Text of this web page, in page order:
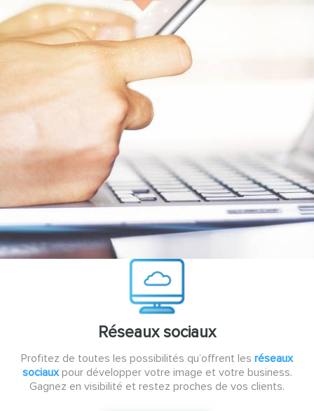
Réseaux sociaux
Profitez de toutes les possibilités qu’offrent les réseaux
sociauxpour développer votre image et votre business.
Gagnez en visibilité et restez proches de vos clients.